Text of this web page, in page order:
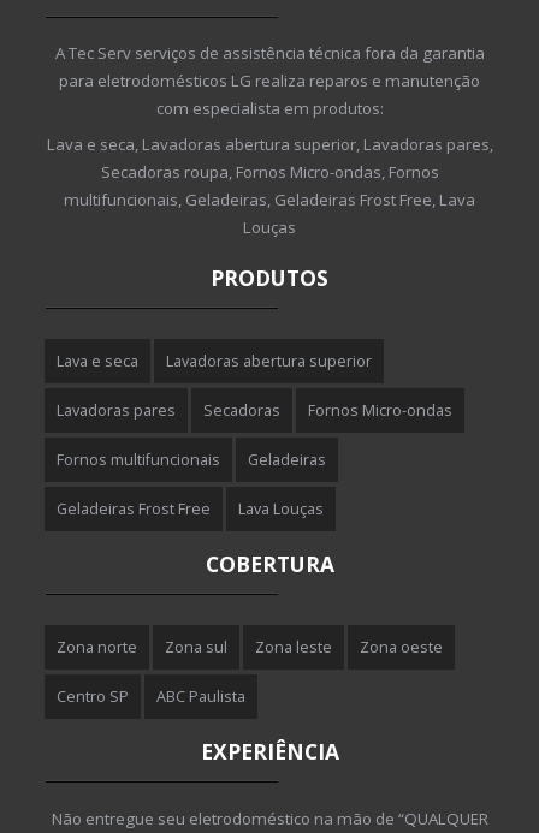
A Tec Serv serviços de assistência técnica fora da garantia
para eletrodomésticos LG realiza reparos e manutenção
com especialista em produtos:
Lava e seca, Lavadoras abertura superior, Lavadoras pares,
Secadoras roupa, Fornos Micro-ondas, Fornos
multifuncionais, Geladeiras, Geladeiras Frost Free, Lava
Louças
PRODUTOS
Lava e seca Lavadoras abertura superior
Lavadoras pares Secadoras Fornos Micro-ondas
Fornos multifuncionais Geladeiras
Geladeiras Frost Free Lava Louças
COBERTURA
Zona norte Zona sul Zona leste Zona oeste
Centro SP ABC Paulista
EXPERIÊNCIA
Não entregue seu eletrodoméstico na mão de “QUALQUER